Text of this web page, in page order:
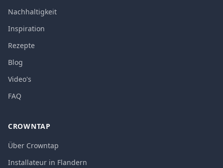
Nachhaltigkeit
Inspiration
Rezepte
Blog
Video's
FAQ
CROWNTAP
Über Crowntap
Installateur in Flandern